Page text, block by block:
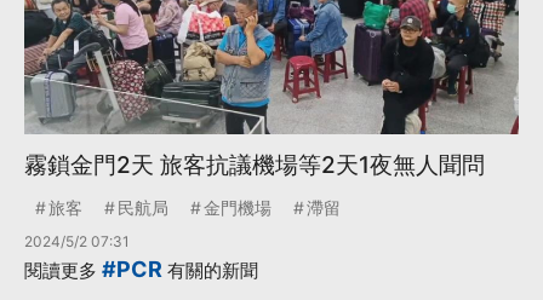
霧鎖金門2天 旅客抗議機場等2天1夜無人聞問
旅客 民航局 金門機場 滯留
2024/5/2 07:31
閱讀更多 #PCR 有關的新聞